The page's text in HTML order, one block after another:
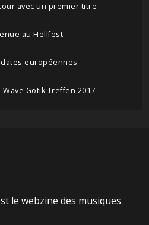
avec un premier titre
au Hellfest
dates européennes
Wave Gotik Treffen 2017
le webzine des musiques